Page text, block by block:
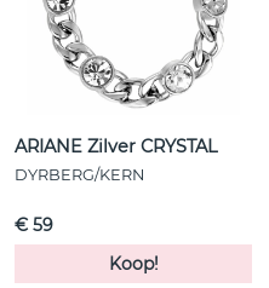
ARIANE Zilver CRYSTAL
DYRBERG/KERN
€ 59
Koop!